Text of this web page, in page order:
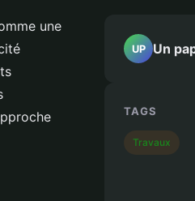
une
UP Un
TAGS
Travaux